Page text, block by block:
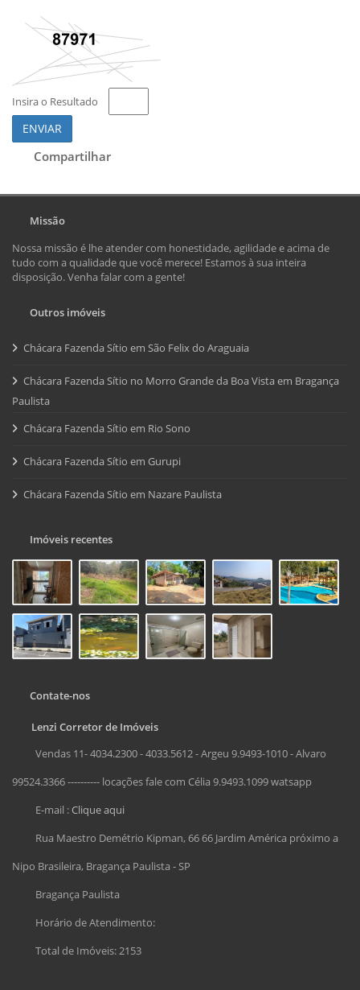
Insira o Resultado
ENVIAR
Compartilhar
Missão
Nossa missão é lhe atender com honestidade, agilidade e acima de
tudo com a qualidade que você merece! Estamos à sua inteira
disposição. Venha falar com a gente!
Outros imóveis
Chácara Fazenda Sítio em São Felix do Araguaia
Chácara Fazenda Sítio no Morro Grande da Boa Vista em Bragança
Paulista
Chácara Fazenda Sítio em Rio Sono
Chácara Fazenda Sítio em Gurupi
Chácara Fazenda Sítio em Nazare Paulista
Imóveis recentes
Contate-nos
Lenzi Corretor de Imóveis
Vendas 11- 4034.2300 - 4033.5612 - Argeu 9.9493-1010 - Alvaro
99524.3366 ---------- locações fale com Célia 9.9493.1099 watsapp
E-mail :Clique aqui
Rua Maestro Demétrio Kipman, 66 66 Jardim América próximo a
Nipo Brasileira, Bragança Paulista - SP
Bragança Paulista
Horário de Atendimento:
Total de Imóveis: 2153